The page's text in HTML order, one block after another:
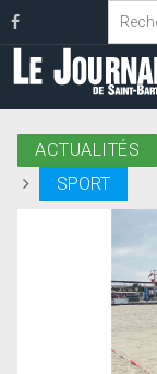
ACTUALITÉS
SPORT